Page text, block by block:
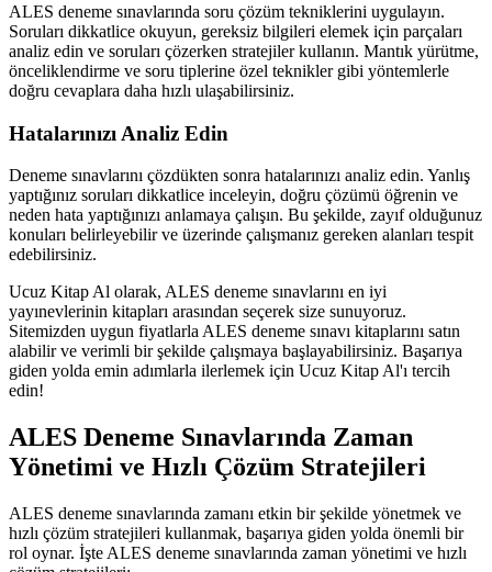
ALES deneme sınavlarında soru çözüm tekniklerini uygulayın.
Soruları dikkatlice okuyun, gereksiz bilgileri elemek için parçaları
analiz edin ve soruları çözerken stratejiler kullanın. Mantık yürütme,
önceliklendirme ve soru tiplerine özel teknikler gibi yöntemlerle
doğru cevaplara daha hızlı ulaşabilirsiniz.
Hatalarınızı Analiz Edin
Deneme sınavlarını çözdükten sonra hatalarınızı analiz edin. Yanlış
yaptığınız soruları dikkatlice inceleyin, doğru çözümü öğrenin ve
neden hata yaptığınızı anlamaya çalışın. Bu şekilde, zayıf olduğunuz
konuları belirleyebilir ve üzerinde çalışmanız gereken alanları tespit
edebilirsiniz.
Ucuz Kitap Al olarak, ALES deneme sınavlarını en iyi
yayınevlerinin kitapları arasından seçerek size sunuyoruz.
Sitemizden uygun fiyatlarla ALES deneme sınavı kitaplarını satın
alabilir ve verimli bir şekilde çalışmaya başlayabilirsiniz. Başarıya
giden yolda emin adımlarla ilerlemek için Ucuz Kitap Al'ı tercih
edin!
ALES Deneme Sınavlarında Zaman
Yönetimi ve Hızlı Çözüm Stratejileri
ALES deneme sınavlarında zamanı etkin bir şekilde yönetmek ve
hızlı çözüm stratejileri kullanmak, başarıya giden yolda önemli bir
rol oynar. İşte ALES deneme sınavlarında zaman yönetimi ve hızlı